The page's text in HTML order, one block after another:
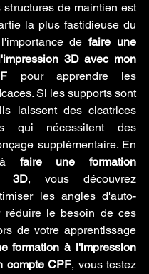
structures de maintien est
la plus fastidieuse du
de faire une
3D avec mon
pour apprendre les
Si les supports sont
laissent des cicatrices
qui nécessitent des
supplémentaire. En
à faire une formation
3D, vous découvrez
les angles d'auto-
réduire le besoin de ces
de votre apprentissage
formation à l'impression
compte CPF, vous testez